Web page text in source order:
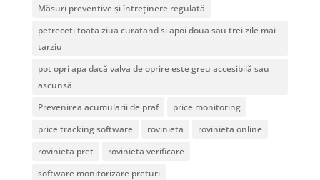
Măsuri preventive și întreținere regulată
petreceti toata ziua curatand si apoi doua sau trei zile mai
tarziu
pot opri apa dacă valva de oprire este greu accesibilă sau
ascunsă
Prevenirea acumularii de praf
price monitoring
price tracking software
rovinieta
rovinieta online
rovinieta pret
rovinieta verificare
software monitorizare preturi